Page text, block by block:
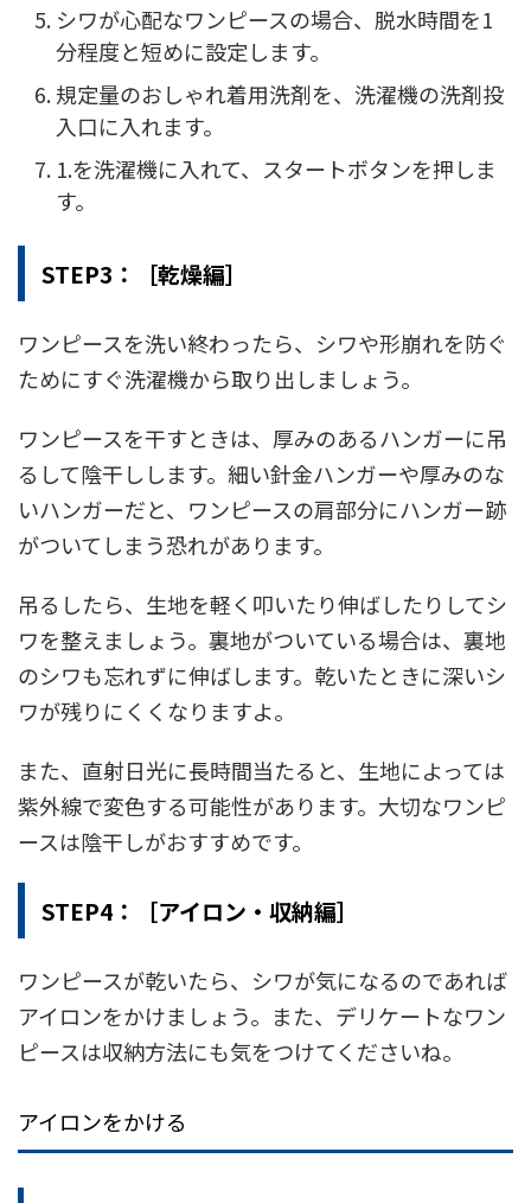
シワが心配なワンピースの場合、脱水時間を1
分程度と短めに設定します。
規定量のおしゃれ着用洗剤を、洗濯機の洗剤投
入口に入れます。
1.を洗濯機に入れて、スタートボタンを押しま
す。
STEP3：［乾燥編］
ワンピースを洗い終わったら、シワや形崩れを防ぐ
ためにすぐ洗濯機から取り出しましょう。
ワンピースを干すときは、厚みのあるハンガーに吊
るして陰干しします。 細い針金ハンガーや厚みのな
いハンガーだと、ワンピースの肩部分にハンガー跡
がついてしまう恐れがあります。
吊るしたら、生地を軽く叩いたり伸ばしたりしてシ
ワを整えましょう。裏地がついている場合は、裏地
のシワも忘れずに伸ばします。乾いたときに深いシ
ワが残りにくくなりますよ。
また、直射日光に長時間当たると、生地によっては
紫外線で変色する可能性があります。大切なワンピ
ースは陰干しがおすすめです。
STEP4：［アイロン・収納編］
ワンピースが乾いたら、シワが気になるのであれば
アイロンをかけましょう。また、デリケートなワン
ピースは収納方法にも気をつけてくださいね。
アイロンをかける